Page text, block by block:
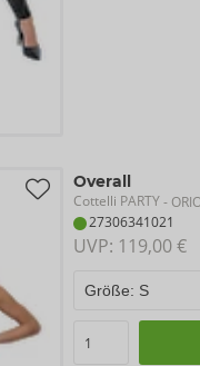
Overall
Cottelli PARTY-
27306341021
UVP: 119,00 €